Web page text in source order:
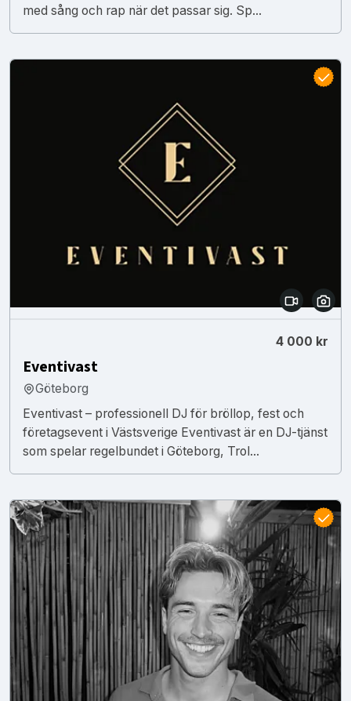
med sång och rap när det passar sig. Sp...
4 000 kr
Eventivast
Göteborg
Eventivast – professionell DJ för bröllop, fest och
företagsevent i Västsverige Eventivast är en DJ-tjänst
som spelar regelbundet i Göteborg, Trol...